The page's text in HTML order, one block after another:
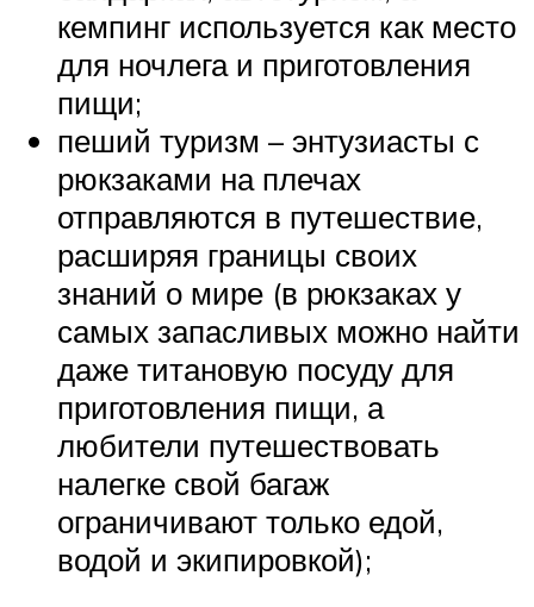
кемпинг используется как место
для ночлега и приготовления
пищи;
пеший туризм – энтузиасты с
рюкзаками на плечах
отправляются в путешествие,
расширяя границы своих
знаний о мире (в рюкзаках у
самых запасливых можно найти
даже титановую посуду для
приготовления пищи, а
любители путешествовать
налегке свой багаж
ограничивают только едой,
водой и экипировкой);